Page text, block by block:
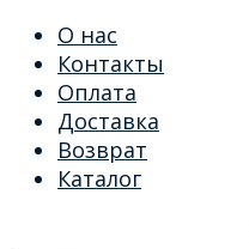
О нас
Контакты
Оплата
Доставка
Возврат
Каталог